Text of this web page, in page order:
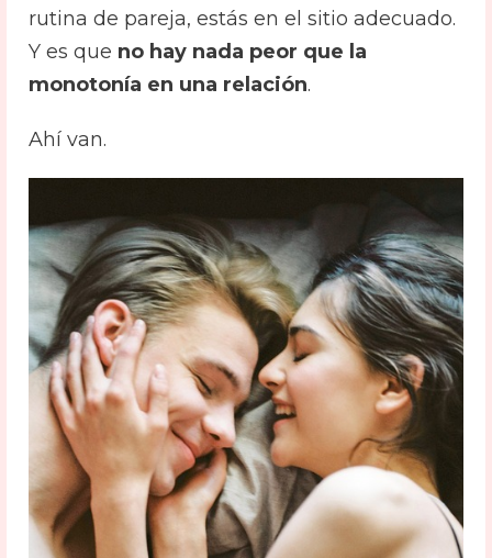
rutina de pareja, estás en el sitio adecuado.
Y es que no hay nada peor que la
monotonía en una relación.
Ahí van.